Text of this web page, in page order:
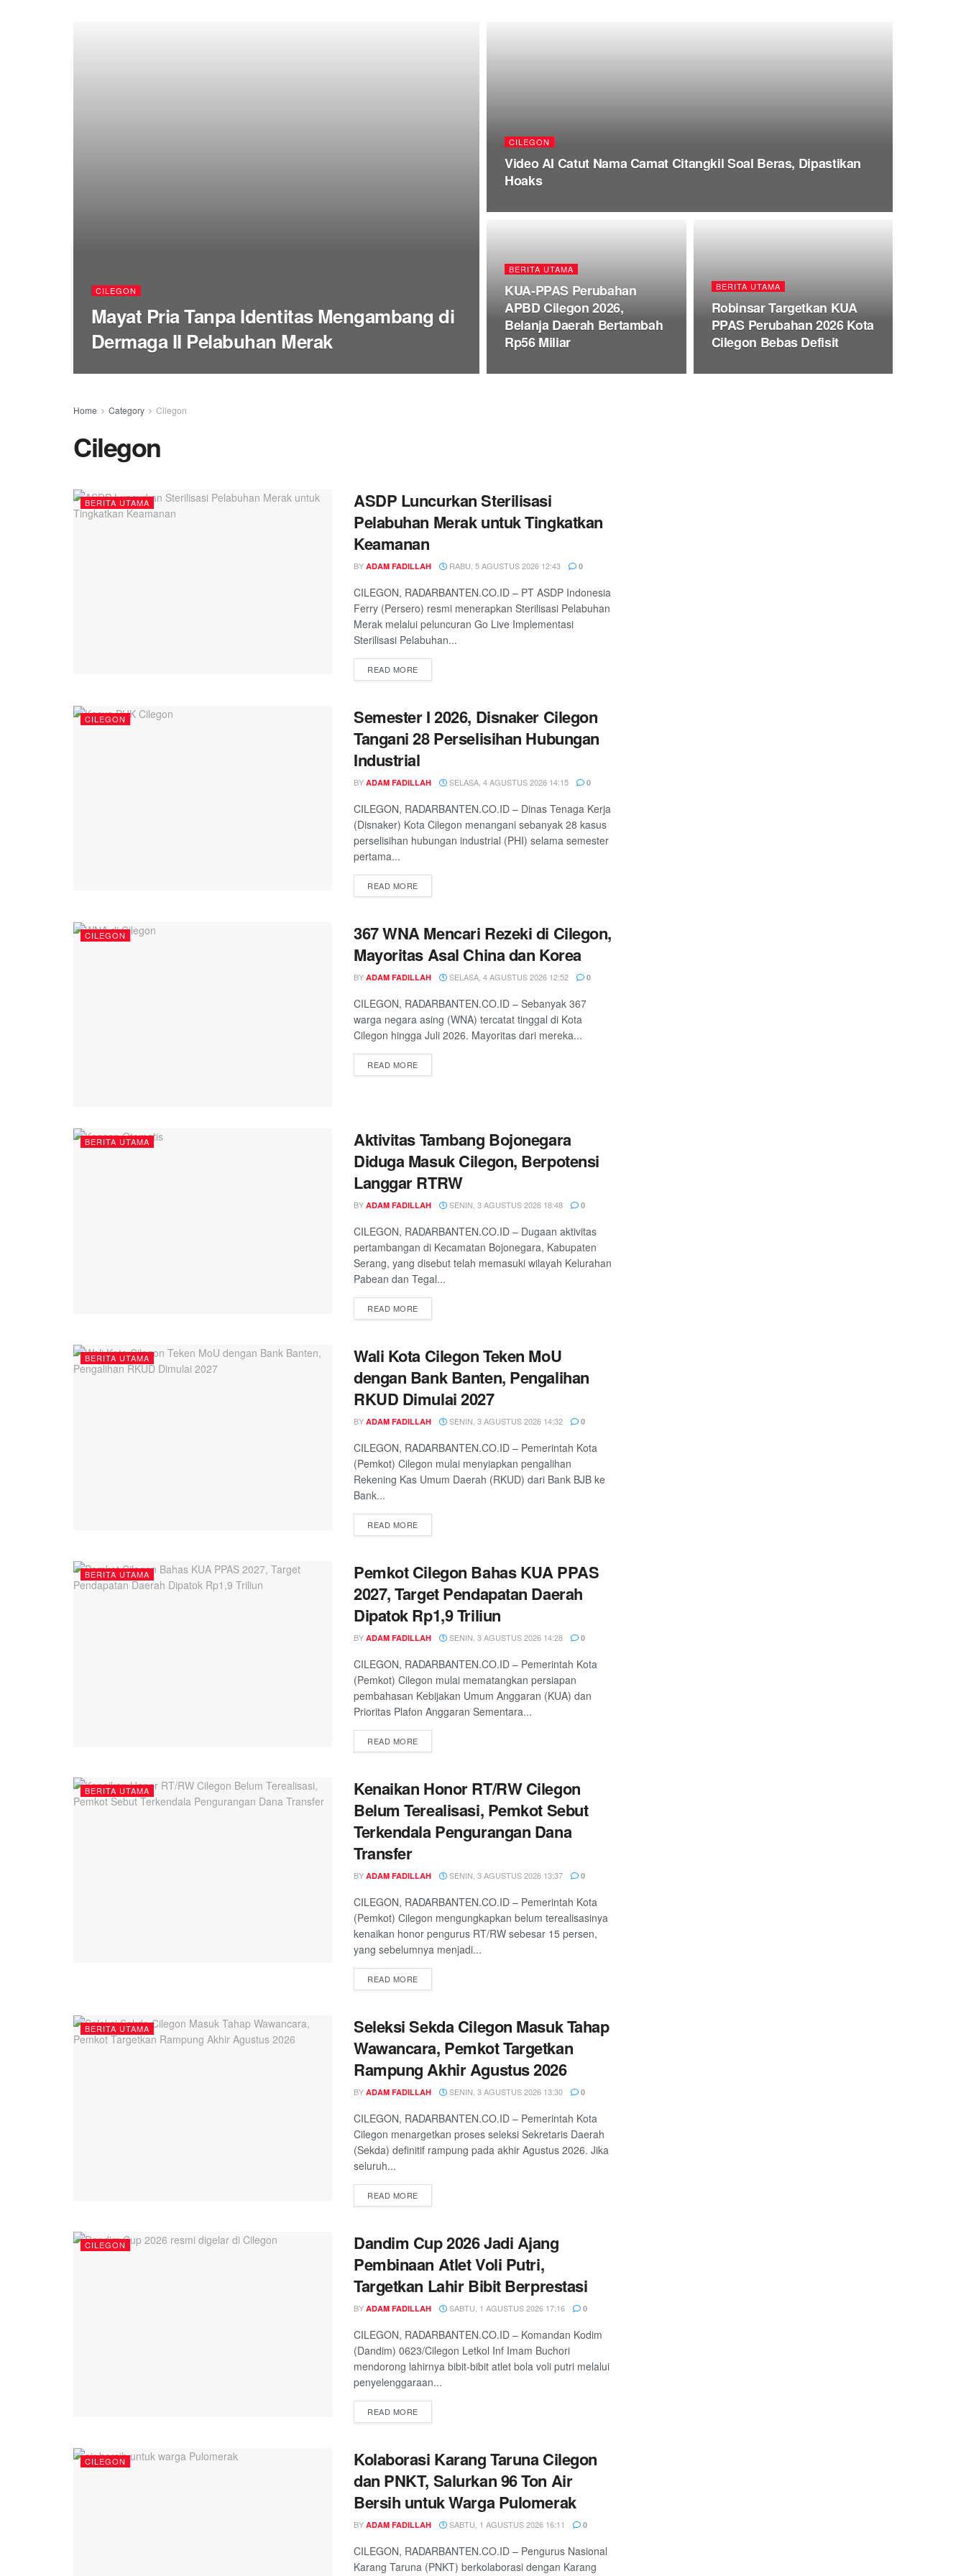
CILEGON
Mayat Pria Tanpa Identitas Mengambang di
Dermaga II Pelabuhan Merak
CILEGON
Video AI Catut Nama Camat Citangkil Soal Beras, Dipastikan
Hoaks
BERITA UTAMA
KUA-PPAS Perubahan
APBD Cilegon 2026,
Belanja Daerah Bertambah
Rp56 Miliar
BERITA UTAMA
Robinsar Targetkan KUA
PPAS Perubahan 2026 Kota
Cilegon Bebas Defisit
Home Category Cilegon
Cilegon
BERITA UTAMA
ASDP Luncurkan Sterilisasi
Pelabuhan Merak untuk Tingkatkan
Keamanan
BY ADAM FADILLAH RABU, 5 AGUSTUS 2026 12:43 0
CILEGON, RADARBANTEN.CO.ID – PT ASDP Indonesia
Ferry (Persero) resmi menerapkan Sterilisasi Pelabuhan
Merak melalui peluncuran Go Live Implementasi
Sterilisasi Pelabuhan...
READ MORE
CILEGON
Semester I 2026, Disnaker Cilegon
Tangani 28 Perselisihan Hubungan
Industrial
BY ADAM FADILLAH SELASA, 4 AGUSTUS 2026 14:15 0
CILEGON, RADARBANTEN.CO.ID – Dinas Tenaga Kerja
(Disnaker) Kota Cilegon menangani sebanyak 28 kasus
perselisihan hubungan industrial (PHI) selama semester
pertama...
READ MORE
CILEGON
367 WNA Mencari Rezeki di Cilegon,
Mayoritas Asal China dan Korea
BY ADAM FADILLAH SELASA, 4 AGUSTUS 2026 12:52 0
CILEGON, RADARBANTEN.CO.ID – Sebanyak 367
warga negara asing (WNA) tercatat tinggal di Kota
Cilegon hingga Juli 2026. Mayoritas dari mereka...
READ MORE
BERITA UTAMA
Aktivitas Tambang Bojonegara
Diduga Masuk Cilegon, Berpotensi
Langgar RTRW
BY ADAM FADILLAH SENIN, 3 AGUSTUS 2026 18:48 0
CILEGON, RADARBANTEN.CO.ID – Dugaan aktivitas
pertambangan di Kecamatan Bojonegara, Kabupaten
Serang, yang disebut telah memasuki wilayah Kelurahan
Pabean dan Tegal...
READ MORE
BERITA UTAMA
Wali Kota Cilegon Teken MoU
dengan Bank Banten, Pengalihan
RKUD Dimulai 2027
BY ADAM FADILLAH SENIN, 3 AGUSTUS 2026 14:32 0
CILEGON, RADARBANTEN.CO.ID – Pemerintah Kota
(Pemkot) Cilegon mulai menyiapkan pengalihan
Rekening Kas Umum Daerah (RKUD) dari Bank BJB ke
Bank...
READ MORE
BERITA UTAMA
Pemkot Cilegon Bahas KUA PPAS
2027, Target Pendapatan Daerah
Dipatok Rp1,9 Triliun
BY ADAM FADILLAH SENIN, 3 AGUSTUS 2026 14:28 0
CILEGON, RADARBANTEN.CO.ID – Pemerintah Kota
(Pemkot) Cilegon mulai mematangkan persiapan
pembahasan Kebijakan Umum Anggaran (KUA) dan
Prioritas Plafon Anggaran Sementara...
READ MORE
BERITA UTAMA
Kenaikan Honor RT/RW Cilegon
Belum Terealisasi, Pemkot Sebut
Terkendala Pengurangan Dana
Transfer
BY ADAM FADILLAH SENIN, 3 AGUSTUS 2026 13:37 0
CILEGON, RADARBANTEN.CO.ID – Pemerintah Kota
(Pemkot) Cilegon mengungkapkan belum terealisasinya
kenaikan honor pengurus RT/RW sebesar 15 persen,
yang sebelumnya menjadi...
READ MORE
BERITA UTAMA
Seleksi Sekda Cilegon Masuk Tahap
Wawancara, Pemkot Targetkan
Rampung Akhir Agustus 2026
BY ADAM FADILLAH SENIN, 3 AGUSTUS 2026 13:30 0
CILEGON, RADARBANTEN.CO.ID – Pemerintah Kota
Cilegon menargetkan proses seleksi Sekretaris Daerah
(Sekda) definitif rampung pada akhir Agustus 2026. Jika
seluruh...
READ MORE
CILEGON
Dandim Cup 2026 Jadi Ajang
Pembinaan Atlet Voli Putri,
Targetkan Lahir Bibit Berprestasi
BY ADAM FADILLAH SABTU, 1 AGUSTUS 2026 17:16 0
CILEGON, RADARBANTEN.CO.ID – Komandan Kodim
(Dandim) 0623/Cilegon Letkol Inf Imam Buchori
mendorong lahirnya bibit-bibit atlet bola voli putri melalui
penyelenggaraan...
READ MORE
CILEGON
Kolaborasi Karang Taruna Cilegon
dan PNKT, Salurkan 96 Ton Air
Bersih untuk Warga Pulomerak
BY ADAM FADILLAH SABTU, 1 AGUSTUS 2026 16:11 0
CILEGON, RADARBANTEN.CO.ID – Pengurus Nasional
Karang Taruna (PNKT) berkolaborasi dengan Karang